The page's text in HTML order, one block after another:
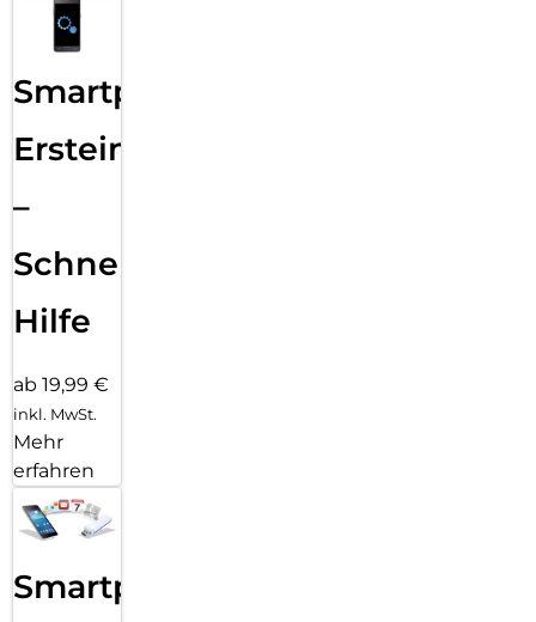
Smartphone
Ersteinrichtung
–
Schnelle
Hilfe
ab 19,99 €
inkl. MwSt.
Mehr
erfahren
Smartphone